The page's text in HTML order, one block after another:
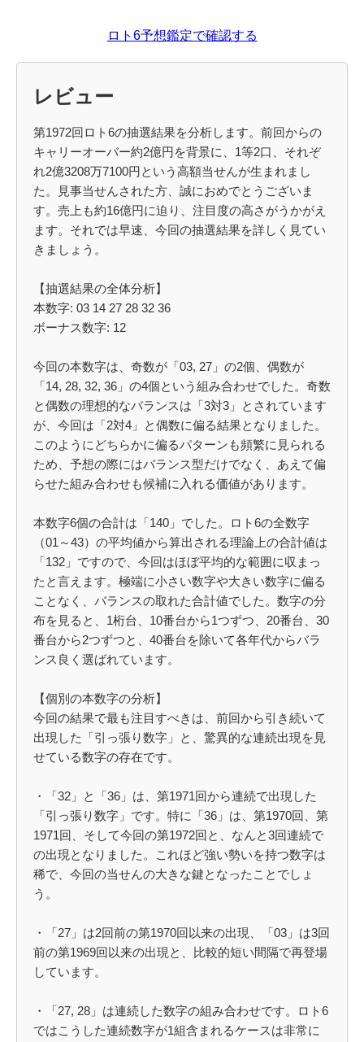
ロト6予想鑑定で確認する
レビュー
第1972回ロト6の抽選結果を分析します。前回からの
キャリーオーバー約2億円を背景に、1等2口、それぞ
れ2億3208万7100円という高額当せんが生まれまし
た。見事当せんされた方、誠におめでとうございま
す。売上も約16億円に迫り、注目度の高さがうかがえ
ます。それでは早速、今回の抽選結果を詳しく見てい
きましょう。
【抽選結果の全体分析】
本数字: 03 14 27 28 32 36
ボーナス数字: 12
今回の本数字は、奇数が「03, 27」の2個、偶数が
「14, 28, 32, 36」の4個という組み合わせでした。奇数
と偶数の理想的なバランスは「3対3」とされています
が、今回は「2対4」と偶数に偏る結果となりました。
このようにどちらかに偏るパターンも頻繁に見られる
ため、予想の際にはバランス型だけでなく、あえて偏
らせた組み合わせも候補に入れる価値があります。
本数字6個の合計は「140」でした。ロト6の全数字
（01～43）の平均値から算出される理論上の合計値は
「132」ですので、今回はほぼ平均的な範囲に収まっ
たと言えます。極端に小さい数字や大きい数字に偏る
ことなく、バランスの取れた合計値でした。数字の分
布を見ると、1桁台、10番台から1つずつ、20番台、30
番台から2つずつと、40番台を除いて各年代からバラ
ンス良く選ばれています。
【個別の本数字の分析】
今回の結果で最も注目すべきは、前回から引き続いて
出現した「引っ張り数字」と、驚異的な連続出現を見
せている数字の存在です。
・「32」と「36」は、第1971回から連続で出現した
「引っ張り数字」です。特に「36」は、第1970回、第
1971回、そして今回の第1972回と、なんと3回連続で
の出現となりました。これほど強い勢いを持つ数字は
稀で、今回の当せんの大きな鍵となったことでしょ
う。
・「27」は2回前の第1970回以来の出現、「03」は3回
前の第1969回以来の出現と、比較的短い間隔で再登場
しています。
・「27, 28」は連続した数字の組み合わせです。ロト6
ではこうした連続数字が1組含まれるケースは非常に